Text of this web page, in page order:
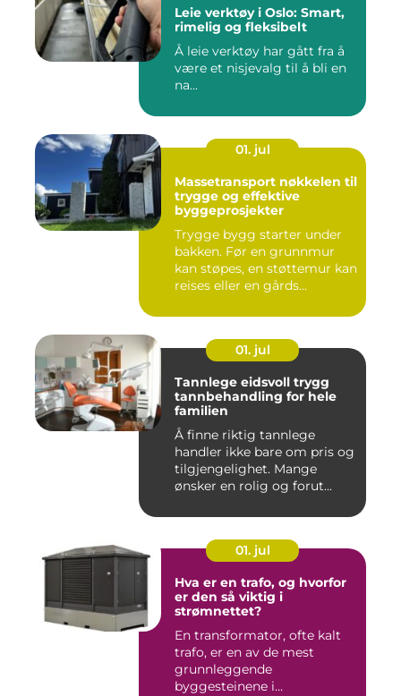
Leie verktøy i Oslo: Smart,
rimelig og fleksibelt
Å leie verktøy har gått fra å
være et nisjevalg til å bli en
na...
01. jul
Massetransport nøkkelen til
trygge og effektive
byggeprosjekter
Trygge bygg starter under
bakken. Før en grunnmur
kan støpes, en støttemur kan
reises eller en gårds...
01. jul
Tannlege eidsvoll trygg
tannbehandling for hele
familien
Å finne riktig tannlege
handler ikke bare om pris og
tilgjengelighet. Mange
ønsker en rolig og forut...
01. jul
Hva er en trafo, og hvorfor
er den så viktig i
strømnettet?
En transformator, ofte kalt
trafo, er en av de mest
grunnleggende
byggesteinene i